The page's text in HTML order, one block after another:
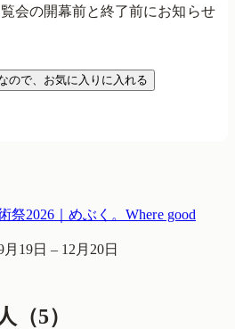
会の開幕前と終了前にお知らせ
ので、お気に入りに入れる
祭2026｜めぶく。Where good
月19日 – 12月20日
（5）